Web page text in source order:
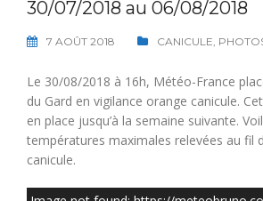
30/07/2018 au 06/08/2018
7 AOÛT 2018 CANICULE,
Le 30/08/2018 à 16h, Météo-France
du Gard en vigilance orange canicule.
en place jusqu’à la semaine suivante.
températures maximales relevées au fil
canicule.